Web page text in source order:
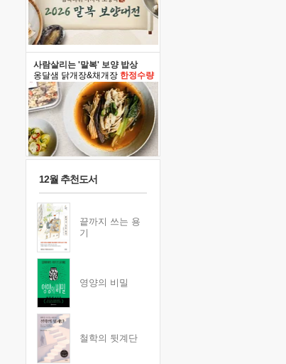
사람살리는 '말복' 보양 밥상
옹달샘 닭개장&채개장 한정수량
12월 추천도서
끝까지 쓰는 용
기
영양의 비밀
철학의 뒷계단